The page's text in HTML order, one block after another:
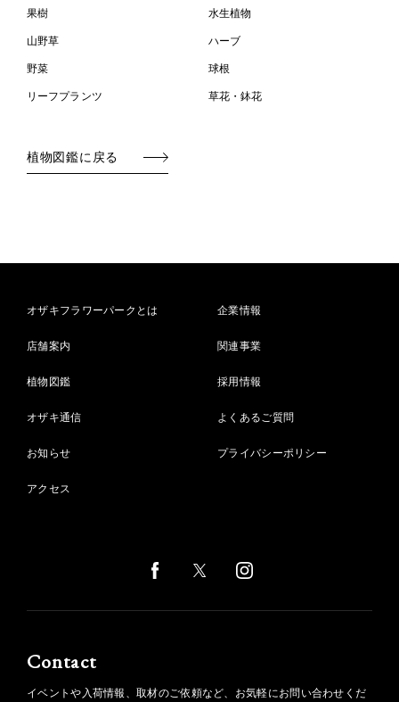
果樹 水生植物
山野草 ハーブ
野菜 球根
リーフプランツ 草花・鉢花
植物図鑑に戻る
オザキフラワーパークとは
店舗案内
植物図鑑
オザキ通信
お知らせ
アクセス
企業情報
関連事業
採用情報
よくあるご質問
プライバシーポリシー
Contact
イベントや入荷情報、取材のご依頼など、お気軽にお問い合わせくだ